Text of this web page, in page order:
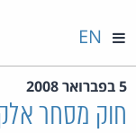
EN
5 בפברואר 2008
חוק מסחר